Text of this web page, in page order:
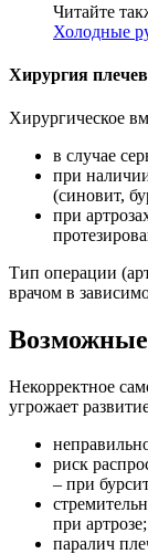
Читайте
Холодные
Хирургия
Хирургическое
в случае
при
(синовит,
при
Тип операции
врачом в
Возможные
Некорректное
угрожает
риск
– при
при артрозе;
паралич